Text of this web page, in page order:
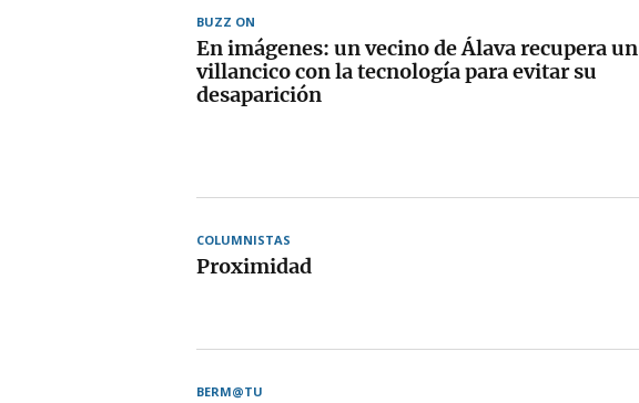
BUZZ ON
En imágenes: un vecino de Álava recupera un
villancico con la tecnología para evitar su
desaparición
COLUMNISTAS
Proximidad
BERM@TU